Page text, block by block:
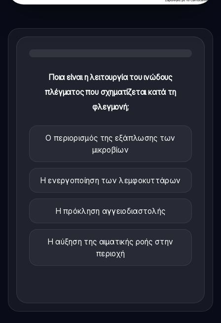
Ποια είναι η λειτουργία του ινώδους
πλέγματος που σχηματίζεται κατά τη
φλεγμονή;
Ο περιορισμός της εξάπλωσης των
μικροβίων
Η ενεργοποίηση των λεμφοκυττάρων
Η πρόκληση αγγειοδιαστολής
Η αύξηση της αιματικής ροής στην
περιοχή